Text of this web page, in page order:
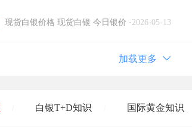
现货白银价格 现货白银 今日银价 · 2026-05-13
加载更多
白银T+D知识 国际黄金知识